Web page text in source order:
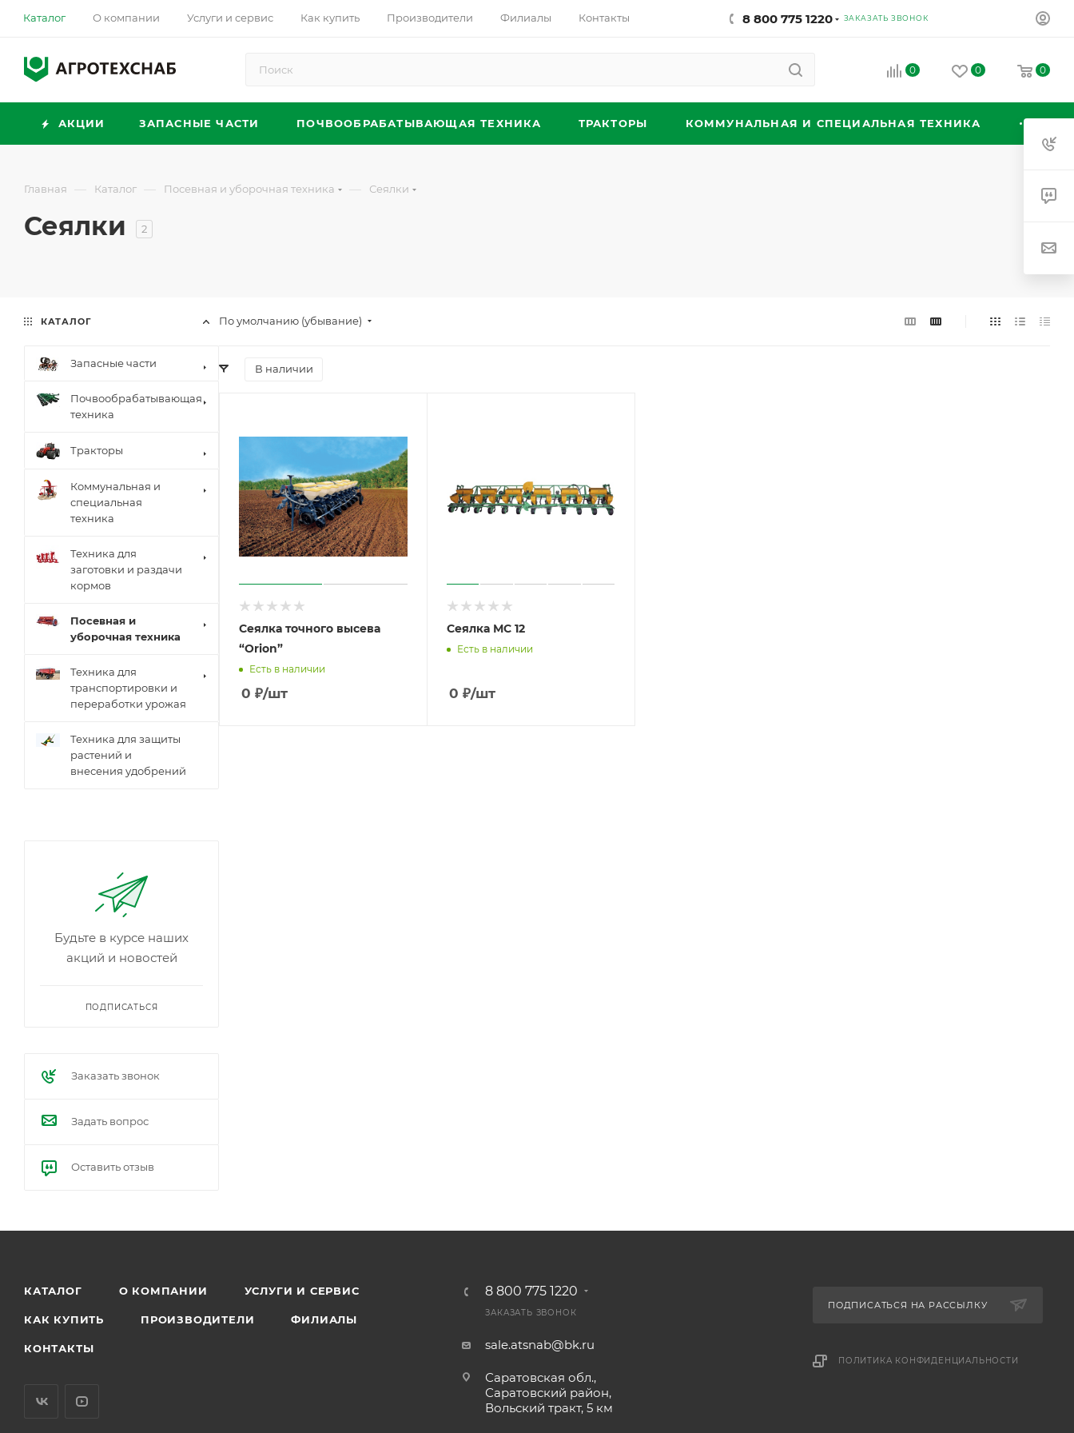
Каталог О компании Услуги и сервис Как купить Производители Филиалы Контакты 8 800 775 1220 ЗАКАЗАТЬ ЗВОНОК
0 0 0
АКЦИИ ЗАПАСНЫЕ ЧАСТИ ПОЧВООБРАБАТЫВАЮЩАЯ ТЕХНИКА ТРАКТОРЫ КОММУНАЛЬНАЯ И СПЕЦИАЛЬНАЯ ТЕХНИКА
Главная — Каталог — Посевная и уборочная техника — Сеялки
Сеялки 2
По умолчанию (убывание)
В наличии
Сеялка точного высева
“Orion”
Есть в наличии
0 ₽/шт
Сеялка МС 12
Есть в наличии
0 ₽/шт
КАТАЛОГ
Запасные части
Почвообрабатывающая
техника
Тракторы
Коммунальная и
специальная
техника
Техника для
заготовки и раздачи
кормов
Посевная и
уборочная техника
Техника для
транспортировки и
переработки урожая
Техника для защиты
растений и
внесения удобрений
Будьте в курсе наших
акций и новостей
ПОДПИСАТЬСЯ
Заказать звонок
Задать вопрос
Оставить отзыв
КАТАЛОГ О КОМПАНИИ УСЛУГИ И СЕРВИС
КАК КУПИТЬ ПРОИЗВОДИТЕЛИ ФИЛИАЛЫ
КОНТАКТЫ
8 800 775 1220
ЗАКАЗАТЬ ЗВОНОК
sale.atsnab@bk.ru
Саратовская обл.,
Саратовский район,
Вольский тракт, 5 км
ПОДПИСАТЬСЯ НА РАССЫЛКУ
ПОЛИТИКА КОНФИДЕНЦИАЛЬНОСТИ